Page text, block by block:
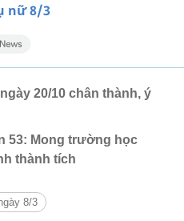
nữ 8/3
20/10 chân thành, ý
53: Mong trường học
thành tích
8/3